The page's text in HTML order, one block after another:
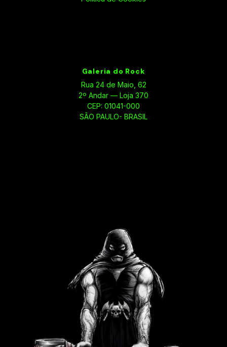
Galeria do Rock
Rua 24 de Maio, 62
2º Andar — Loja 370
CEP: 01041-000
SÃO PAULO- BRASIL